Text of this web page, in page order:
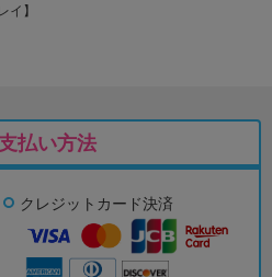
イ】
払い方法
クレジットカード決済